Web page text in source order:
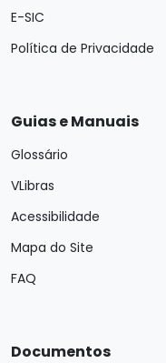
E-SIC
Política de Privacidade
Guias e Manuais
Glossário
VLibras
Acessibilidade
Mapa do Site
FAQ
Documentos